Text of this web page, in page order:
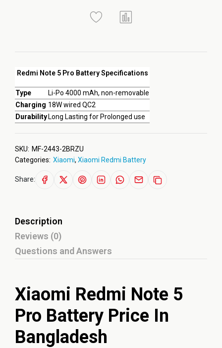
Redmi Note 5 Pro Battery Specifications
Type
Li-Po 4000 mAh, non-removable
Charging 18W wired QC2
Durability Long Lasting for Prolonged use
SKU: MF-2443-2BRZU
Categories: Xiaomi, Xiaomi Redmi Battery
Share:
Description
Reviews (0)
Questions and Answers
Xiaomi Redmi Note 5
Pro Battery Price In
Bangladesh